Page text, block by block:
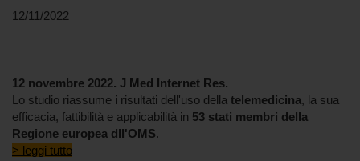
12/11/2022
12 novembre 2022. J Med Internet Res.
Lo studio riassume i risultati dell'uso della telemedicina, la sua
efficacia, fattibilità e applicabilità in 53 stati membri della
Regione europea dll'OMS.
> leggi tutto